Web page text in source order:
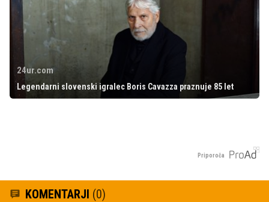
24ur.com
Legendarni slovenski igralec Boris Cavazza praznuje 85 let
Priporoča
KOMENTARJI (0)